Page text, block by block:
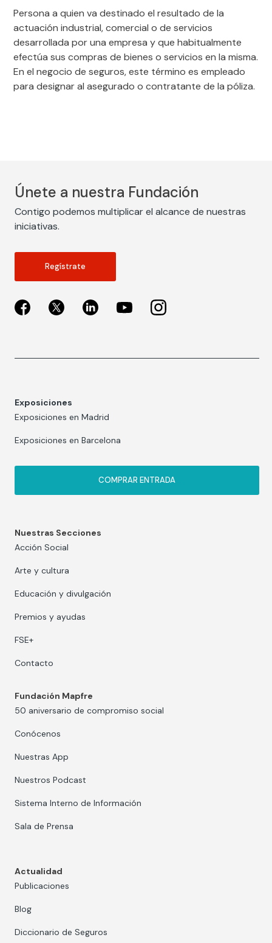
Persona a quien va destinado el resultado de la
actuación industrial, comercial o de servicios
desarrollada por una empresa y que habitualmente
efectúa sus compras de bienes o servicios en la misma.
En el negocio de seguros, este término es empleado
para designar al asegurado o contratante de la póliza.
Únete a nuestra Fundación
Contigo podemos multiplicar el alcance de nuestras
iniciativas.
Regístrate
Exposiciones
Exposiciones en Madrid
Exposiciones en Barcelona
COMPRAR ENTRADA
Nuestras Secciones
Acción Social
Arte y cultura
Educación y divulgación
Premios y ayudas
FSE+
Contacto
Fundación Mapfre
50 aniversario de compromiso social
Conócenos
Nuestras App
Nuestros Podcast
Sistema Interno de Información
Sala de Prensa
Actualidad
Publicaciones
Blog
Diccionario de Seguros